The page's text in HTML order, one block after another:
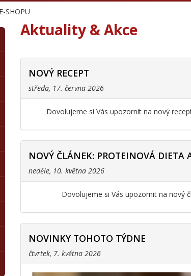
SHOPU
Aktuality & Akce
NOVÝ RECEPT
středa, 17. června 2026
Dovolujeme si Vás upozornit na nový
NOVÝ ČLÁNEK: PROTEINOVÁ
neděle, 10. května 2026
Dovolujeme si Vás upozornit na nový
NOVINKY TOHOTO TÝDNE
čtvrtek, 7. května 2026